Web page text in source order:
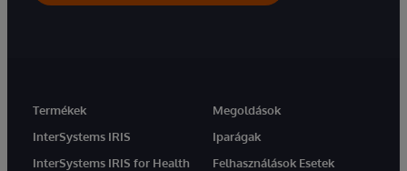
Termékek
InterSystems IRIS
InterSystems IRIS for Health
Megoldások
Iparágak
Felhasználások Esetek